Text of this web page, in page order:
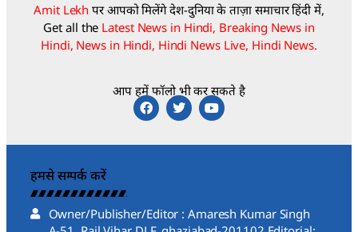
Amit Lekh पर आपको मिलेंगे देश-दुनिया के ताज़ा समाचार हिंदी में,
Get all the Latest News in Hindi, Breaking News in
Hindi, News in Hindi, Hindi News Live, Hindi News.
आप हमें फॉलो भी कर सकते है
हमसे सम्पर्क करें
Owner/Publisher/Editor : Amaresh Kumar Singh